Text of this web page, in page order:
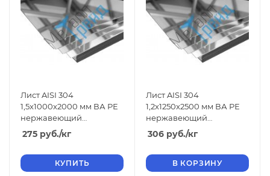
Лист AISI 304
1,5x1000x2000 мм ВА РЕ
нержавеющий
зеркальный
275 руб./кг
КУПИТЬ
Лист AISI 304
1,2x1250x2500 мм ВА РЕ
нержавеющий
зеркальный
306 руб./кг
В КОРЗИНУ